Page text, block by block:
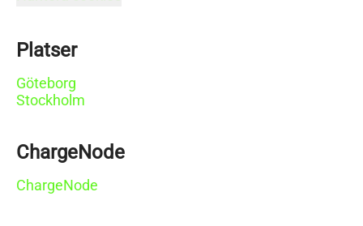
Platser
Göteborg
Stockholm
ChargeNode
ChargeNode